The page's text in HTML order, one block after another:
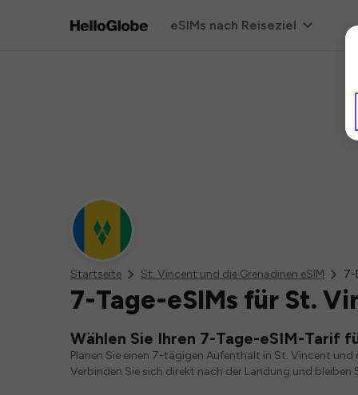
eSIMs nach Reiseziel
Startseite St. Vincent und die Grenadinen eSIM 7-
7-Tage-eSIMs für St.
Wählen Sie Ihren 7-Tage-eSIM-Tarif
Planen Sie einen 7-tägigen Aufenthalt in St. Vincent
Verbinden Sie sich direkt nach der Landung und bleiben